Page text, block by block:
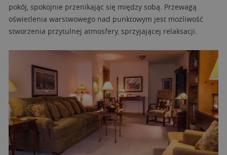
pokój, spokojnie przenikając się między sobą. Przewagą
oświetlenia warstwowego nad punktowym jest możliwość
stworzenia przytulnej atmosfery, sprzyjającej relaksacji.